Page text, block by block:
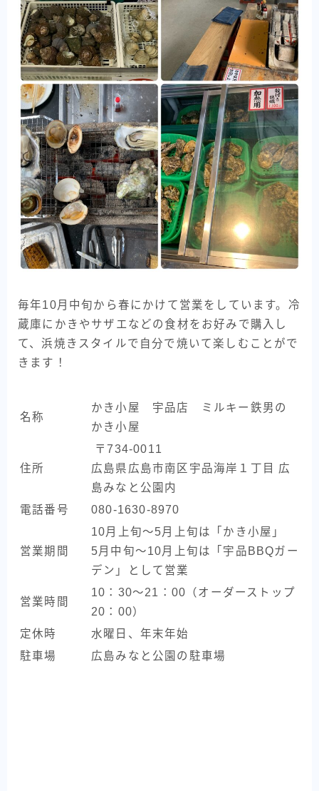
毎年10月中旬から春にかけて営業をしています。冷
蔵庫にかきやサザエなどの食材をお好みで購入し
て、浜焼きスタイルで自分で焼いて楽しむことがで
きます！
名称
かき小屋 宇品店 ミルキー鉄男の
かき小屋
住所
〒734-0011
広島県広島市南区宇品海岸１丁目 広
島みなと公園内
電話番号
080-1630-8970
営業期間
10月上旬～5月上旬は「かき小屋」
5月中旬～10月上旬は「宇品BBQガー
デン」として営業
営業時間
10：30～21：00（オーダーストップ
20：00）
定休時
水曜日、年末年始
駐車場
広島みなと公園の駐車場